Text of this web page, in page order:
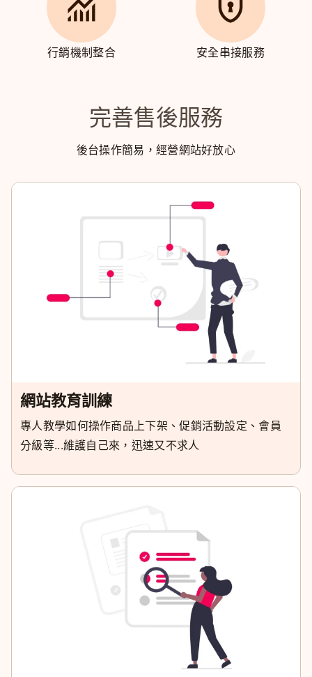
行銷機制整合 安全串接服務
完善售後服務
後台操作簡易，經營網站好放心
網站教育訓練
專人教學如何操作商品上下架、促銷活動設定、會員
分級等...維護自己來，迅速又不求人